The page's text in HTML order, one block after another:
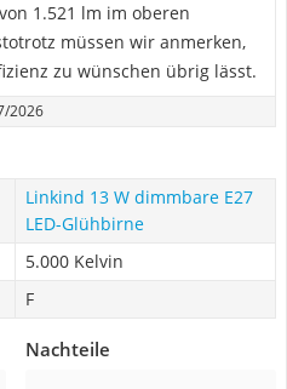
1.521 lm im oberen
müssen wir anmerken,
zu wünschen übrig lässt.
2026
Linkind 13 W dimmbare E27
LED-Glühbirne
5.000 Kelvin
F
Nachteile